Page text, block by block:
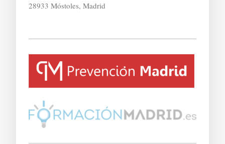
28933 Móstoles, Madrid